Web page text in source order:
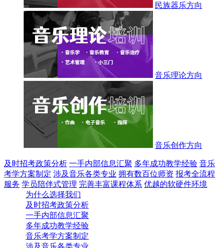
民族器乐方向
音乐理论方向
音乐创作方向
及时招考政策分析 一手内部信息汇聚 多年成功教学经验 音乐
考学方案制定 涉及音乐各类专业 拥有数百位师资 报考全流程
服务 学员陪伴式管理 完善丰富课程体系 优越的软硬件环境
为什么选择我们
及时招考政策分析
一手内部信息汇聚
多年成功教学经验
音乐考学方案制定
涉及音乐各类专业